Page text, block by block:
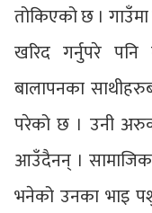
तोकिएको छ ।
खरिद गर्नुपरे
बालापनका
परेको छ । उनी
आउँदैनन् । सामाजिक
भनेको उनका भाइ